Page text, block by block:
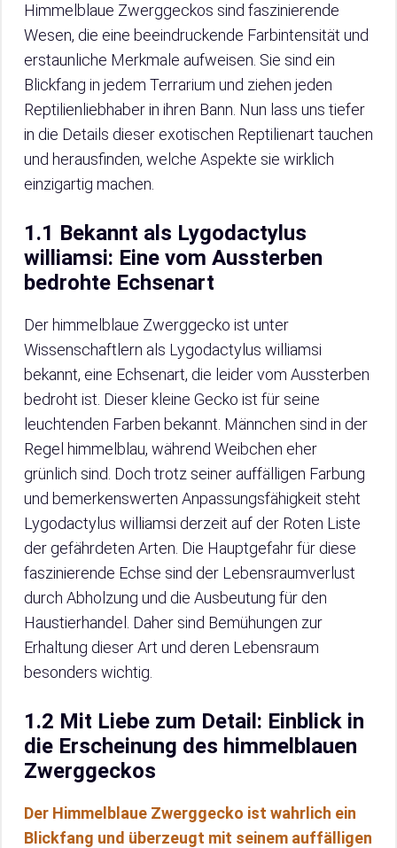
Himmelblaue Zwerggeckos sind faszinierende
Wesen, die eine beeindruckende Farbintensität und
erstaunliche Merkmale aufweisen. Sie sind ein
Blickfang in jedem Terrarium und ziehen jeden
Reptilienliebhaber in ihren Bann. Nun lass uns tiefer
in die Details dieser exotischen Reptilienart tauchen
und herausfinden, welche Aspekte sie wirklich
einzigartig machen.
1.1 Bekannt als Lygodactylus
williamsi: Eine vom Aussterben
bedrohte Echsenart
Der himmelblaue Zwerggecko ist unter
Wissenschaftlern als Lygodactylus williamsi
bekannt, eine Echsenart, die leider vom Aussterben
bedroht ist. Dieser kleine Gecko ist für seine
leuchtenden Farben bekannt. Männchen sind in der
Regel himmelblau, während Weibchen eher
grünlich sind. Doch trotz seiner auffälligen Farbung
und bemerkenswerten Anpassungsfähigkeit steht
Lygodactylus williamsi derzeit auf der Roten Liste
der gefährdeten Arten. Die Hauptgefahr für diese
faszinierende Echse sind der Lebensraumverlust
durch Abholzung und die Ausbeutung für den
Haustierhandel. Daher sind Bemühungen zur
Erhaltung dieser Art und deren Lebensraum
besonders wichtig.
1.2 Mit Liebe zum Detail: Einblick in
die Erscheinung des himmelblauen
Zwerggeckos
Der Himmelblaue Zwerggecko ist wahrlich ein
Blickfang und überzeugt mit seinem auffälligen